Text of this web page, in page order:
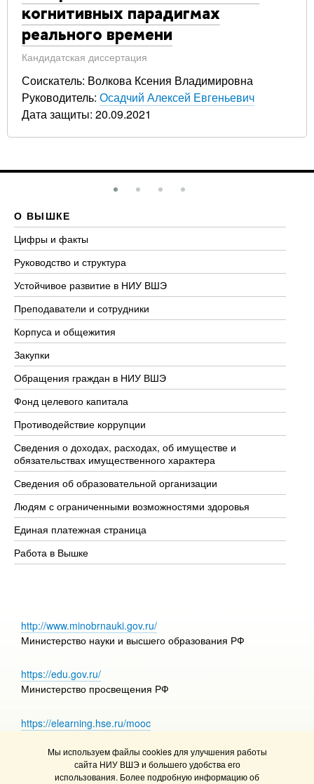
Мы используем файлы cookies для улучшения работы
сайта НИУ ВШЭ и большего удобства его
использования. Более подробную информацию об
когнитивных парадигмах
реального времени
Кандидатская диссертация
Соискатель: Волкова Ксения Владимировна
Руководитель: Осадчий Алексей Евгеньевич
Дата защиты: 20.09.2021
О ВЫШКЕ
Цифры и факты
Руководство и структура
Устойчивое развитие в НИУ ВШЭ
Преподаватели и сотрудники
Корпуса и общежития
Закупки
Обращения граждан в НИУ ВШЭ
Фонд целевого капитала
Противодействие коррупции
Сведения о доходах, расходах, об имуществе и
обязательствах имущественного характера
Сведения об образовательной организации
Людям с ограниченными возможностями здоровья
Единая платежная страница
Работа в Вышке
http://www.minobrnauki.gov.ru/
Министерство науки и высшего образования РФ
https://edu.gov.ru/
Министерство просвещения РФ
https://elearning.hse.ru/mooc